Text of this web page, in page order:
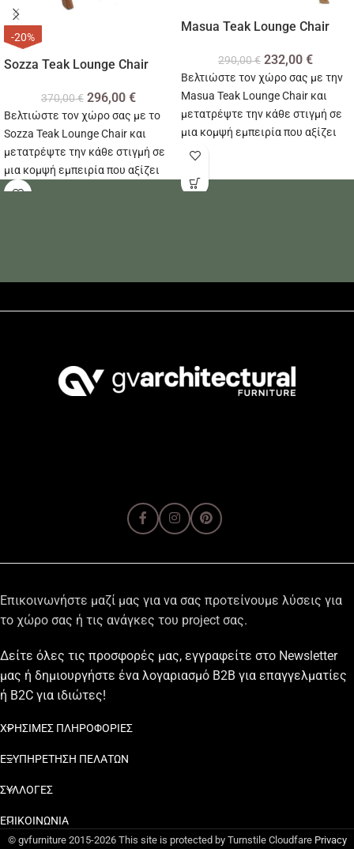
-20%
Sozza Teak Lounge Chair
370,00€ 296,00 €
Βελτιώστε τον χώρο σας με το
Sozza Teak Lounge Chair και
μετατρέψτε την κάθε στιγμή σε
μια κομψή εμπειρία που αξίζει
να απολαύσετε.
Masua Teak Lounge Chair
290,00€ 232,00 €
Βελτιώστε τον χώρο σας με την
Masua Teak Lounge Chair και
μετατρέψτε την κάθε στιγμή σε
μια κομψή εμπειρία που αξίζει
να απολαύσετε.
Επικοινωνήστε μαζί μας για να σας προτείνουμε λύσεις για
το χώρο σας ή τις ανάγκες του project σας.
Δείτε όλες τις προσφορές μας, εγγραφείτε στο Newsletter
μας ή δημιουργήστε ένα λογαριασμό B2B για επαγγελματίες
ή B2C για ιδιώτες!
ΧΡΗΣΙΜΕΣ ΠΛΗΡΟΦΟΡΙΕΣ
ΕΞΥΠΗΡΕΤΗΣΗ ΠΕΛΑΤΩΝ
ΣΥΛΛΟΓΕΣ
ΕΠΙΚΟΙΝΩΝΙΑ
© gvfurniture 2015-2026 This site is protected by Turnstile Cloudfare Privacy